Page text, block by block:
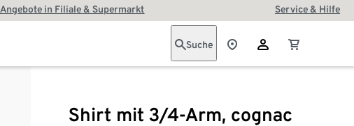
Angebote in Filiale & Supermarkt Service & Hilfe
Suche
Shirt mit 3/4-Arm, cognac